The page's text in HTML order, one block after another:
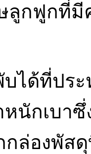
ลูกฟูกที่
ได้ที่ประ
นักเบา
กล่องพั